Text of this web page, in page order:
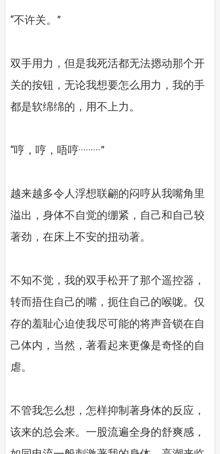
“不许关。”
双手用力，但是我死活都无法摁动那个开
关的按钮，无论我想要怎么用力，我的手
都是软绵绵的，用不上力。
“哼，哼，唔哼·········”
越来越多令人浮想联翩的闷哼从我嘴角里
溢出，身体不自觉的绷紧，自己和自己较
著劲，在床上不安的扭动著。
不知不觉，我的双手松开了那个遥控器，
转而捂住自己的嘴，扼住自己的喉咙。仅
存的羞耻心迫使我尽可能的将声音锁在自
己体内，当然，著看起来更像是奇怪的自
虐。
不管我怎么想，怎样抑制著身体的反应，
该来的总会来。一股流遍全身的舒爽感，